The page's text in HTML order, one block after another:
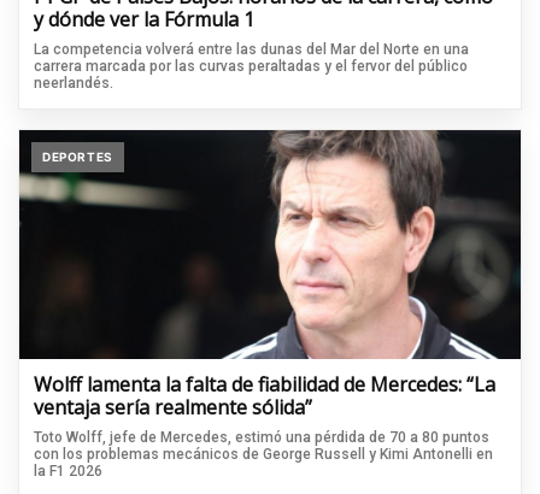
y dónde ver la Fórmula 1
La competencia volverá entre las dunas del Mar del Norte en una
carrera marcada por las curvas peraltadas y el fervor del público
neerlandés.
DEPORTES
Wolff lamenta la falta de fiabilidad de Mercedes: “La
ventaja sería realmente sólida”
Toto Wolff, jefe de Mercedes, estimó una pérdida de 70 a 80 puntos
con los problemas mecánicos de George Russell y Kimi Antonelli en
la F1 2026